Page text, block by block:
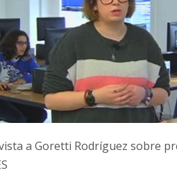
a Goretti Rodríguez sobre